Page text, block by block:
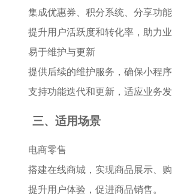
集成优惠券、积分系统、分享功能
提升用户活跃度和转化率，助力业
易于维护与更新
提供后续的维护服务，确保小程序
支持功能迭代和更新，适应业务发
三、适用场景
电商零售
搭建在线商城 ，实现商品展示、
提升用户体验，促进商品销售。